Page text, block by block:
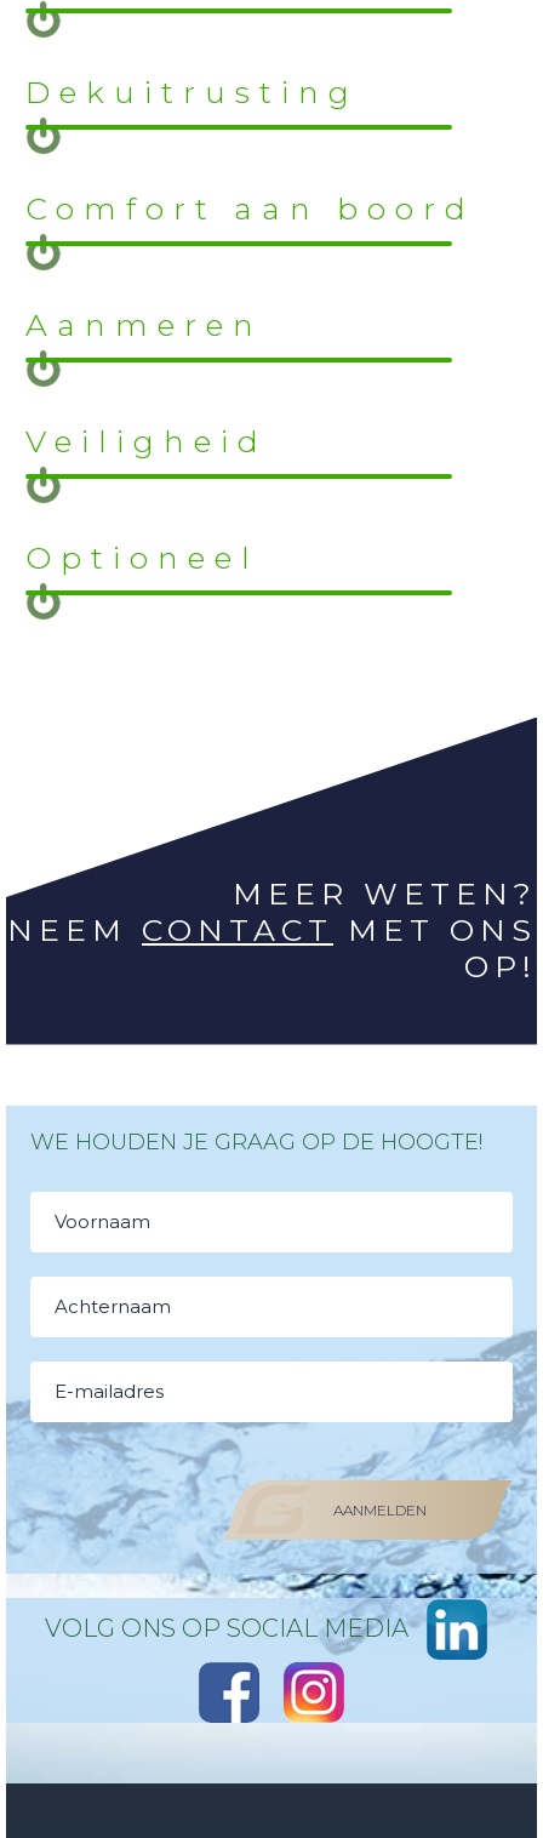
Dekuitrusting
Comfort aan boord
Aanmeren
Veiligheid
Optioneel
MEER WETEN?
NEEM CONTACT
MET ONS
OP!
WE HOUDEN JE GRAAG OP DE HOOGTE!
AANMELDEN
VOLG ONS OP SOCIAL MEDIA